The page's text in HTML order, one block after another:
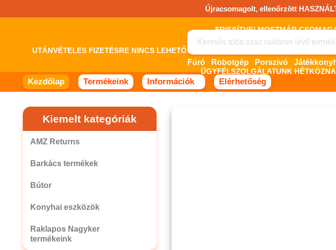
a
Újracsomagolt, ellenőrzött
FRISSÍTVE! MOSTMÁR
UTÁNVÉTELES FIZETÉSRE NINCS LEHETŐSÉG! FIZETNI ONLINE
ÜGYFÉLSZOLGÁLATUNK
Fúró Robotgép Porszívó
Kezdőlap Termékeink Információk Elérhetőség
Kiemelt kategóriák
AMZ Returns
Barkács termékek
Bútor
Konyhai eszközök
Raklapos Nagyker
termékeink